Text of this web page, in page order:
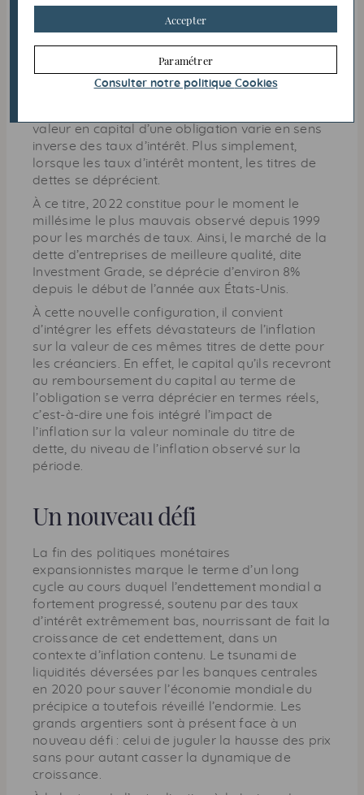
Mauvaise configuration pour
les investisseurs obligataires
valeur en capital d’une obligation varie en sens
inverse des taux d’intérêt. Plus simplement,
lorsque les taux d’intérêt montent, les titres de
dettes se déprécient.
À ce titre, 2022 constitue pour le moment le
millésime le plus mauvais observé depuis 1999
pour les marchés de taux. Ainsi, le marché de la
dette d’entreprises de meilleure qualité, dite
Investment Grade, se déprécie d’environ 8%
depuis le début de l’année aux États-Unis.
À cette nouvelle configuration, il convient
d’intégrer les effets dévastateurs de l’inflation
sur la valeur de ces mêmes titres de dette pour
les créanciers. En effet, le capital qu’ils recevront
au remboursement du capital au terme de
l’obligation se verra déprécier en termes réels,
c’est-à-dire une fois intégré l’impact de
l’inflation sur la valeur nominale du titre de
dette, du niveau de l’inflation observé sur la
période.
Un nouveau défi
La fin des politiques monétaires
expansionnistes marque le terme d’un long
cycle au cours duquel l’endettement mondial a
fortement progressé, soutenu par des taux
d’intérêt extrêmement bas, nourrissant de fait la
croissance de cet endettement, dans un
contexte d’inflation contenu. Le tsunami de
liquidités déversées par les banques centrales
en 2020 pour sauver l’économie mondiale du
précipice a toutefois réveillé l’endormie. Les
grands argentiers sont à présent face à un
nouveau défi : celui de juguler la hausse des prix
sans pour autant casser la dynamique de
croissance.
Accepter
Paramétrer
Consulter notre politique Cookies